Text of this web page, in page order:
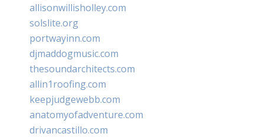
allisonwillisholley.com
solslite.org
portwayinn.com
djmaddogmusic.com
thesoundarchitects.com
allin1roofing.com
keepjudgewebb.com
anatomyofadventure.com
drivancastillo.com